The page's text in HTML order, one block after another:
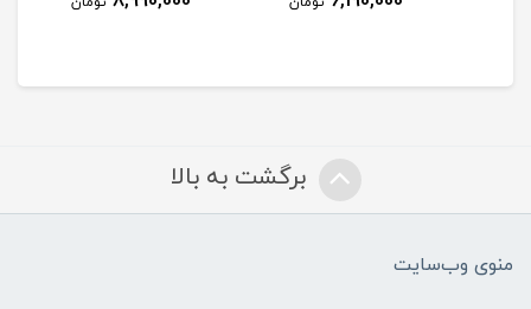
برگشت به بالا
منوی وب‌سایت